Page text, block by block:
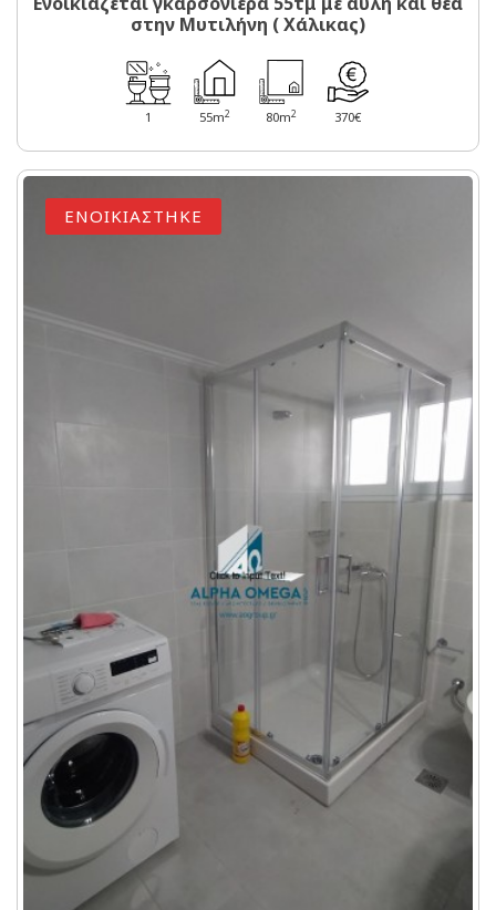
στην Μυτιλήνη ( Χάλικας)
1 55m2 80m2 370€
ΕΝΟΙΚΙΑΣΤΗΚΕ